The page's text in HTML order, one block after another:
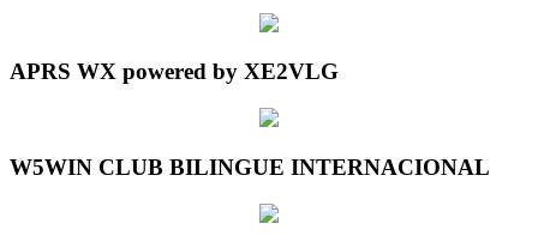
APRS WX powered by XE2VLG
W5WIN CLUB BILINGUE INTERNACIONAL